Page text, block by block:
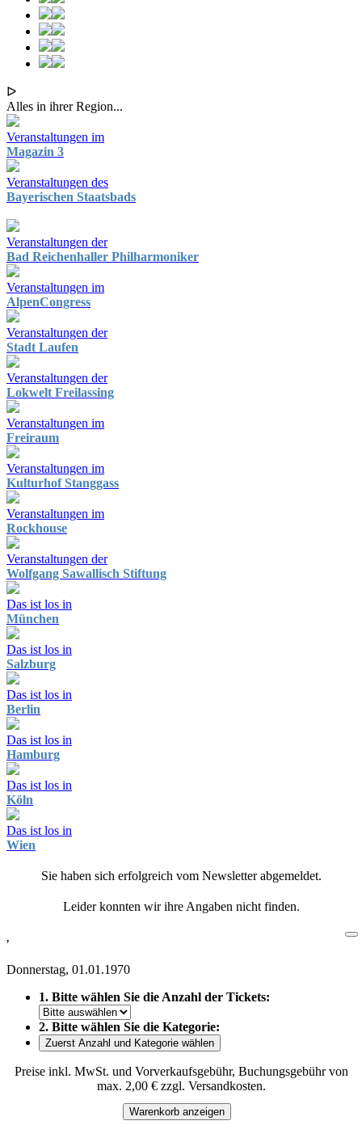
ᐅ
Alles in ihrer Region...
Veranstaltungen im
Magazin 3
Veranstaltungen des
Bayerischen Staatsbads
Veranstaltungen der
Bad Reichenhaller Philharmoniker
Veranstaltungen im
AlpenCongress
Veranstaltungen der
Stadt Laufen
Veranstaltungen der
Lokwelt Freilassing
Veranstaltungen im
Freiraum
Veranstaltungen im
Kulturhof Stanggass
Veranstaltungen im
Rockhouse
Veranstaltungen der
Wolfgang Sawallisch Stiftung
Das ist los in
München
Das ist los in
Salzburg
Das ist los in
Berlin
Das ist los in
Hamburg
Das ist los in
Köln
Das ist los in
Wien
Sie haben sich erfolgreich vom Newsletter abgemeldet.
Leider konnten wir ihre Angaben nicht finden.
,
Donnerstag, 01.01.1970
1. Bitte wählen Sie die Anzahl der Tickets:
2. Bitte wählen Sie die Kategorie:
Zuerst Anzahl und Kategorie wählen
Preise inkl. MwSt. und Vorverkaufsgebühr, Buchungsgebühr von
max. 2,00 € zzgl. Versandkosten.
Warenkorb anzeigen